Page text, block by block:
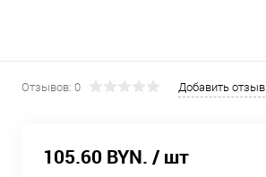
Отзывов: 0 Добавить отзыв
105.60 BYN. / шт